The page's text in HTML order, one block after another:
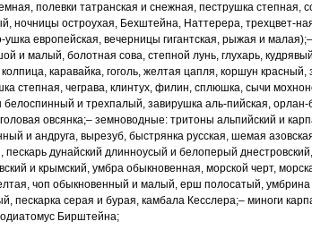
полевки татранскаяи снежная, пеструшка степная,
ночницы остроухая, Бехштейна, Наттерера, трехцвет-
-ушка европейская, вечерницы гигантская, рыжая и малая);
и малый, болотная сова, степной лунь, глухарь,
колпица,каравайка, гоголь, желтая цапля, коршун
степная, чеграва,клинтух, филин, сплюшка, сычи
белоспинный и трехпалый, завирушка аль-пийская, орлан-
овсянка;– земноводные: тритоны альпийский и
и андруга, вырезуб,быстрянка русская, шемая
дунайский длинноусый и белоперый
и крымский, умбра обыкновенная, морской черт,
чоп обыкновенный и малый, ерш полосатый,
пескаркасерая и бурая, камбала Кесслера;– миноги
Бирштейна;